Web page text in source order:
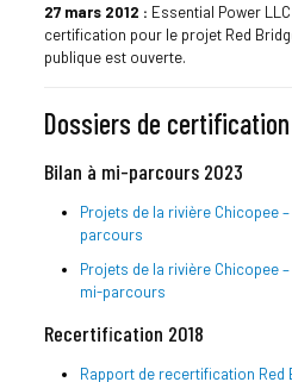
27 mars 2012 : Essential Power
certification pour le projet Red
publique est ouverte.
Dossiers de certification
Bilan à mi-parcours 2023
Projets de la rivière Chicopee
parcours
Projets de la rivière Chicopee
mi-parcours
Recertification 2018
Rapport de recertification Red